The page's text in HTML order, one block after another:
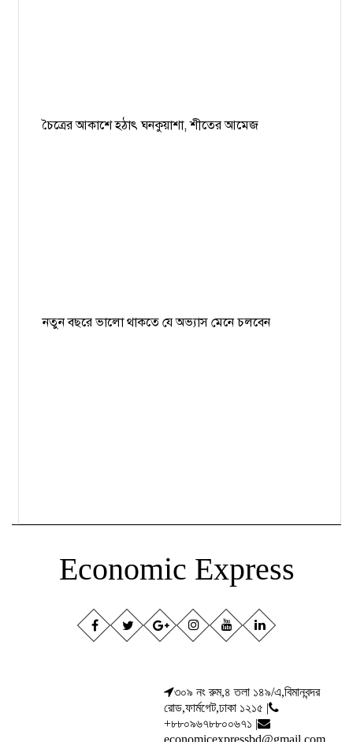
চৈত্রের আকাশে হঠাৎ ঘনকুয়াশা, শীতের আমেজ
নতুন বছরে ভালো থাকতে যে অভ্যাস মেনে চলবেন
Economic Express
৩০৯ নং রুম,৪ তলা ১৪৯/এ,বিমানবন্দর
রোড,ফার্মগেট,ঢাকা ১২১৫ |
+৮৮০৯৬৭৮৮০০৬৭১ |
economicexpressbd@gmail.com